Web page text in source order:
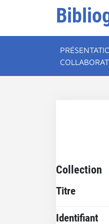
Collection
Titre
Identifiant